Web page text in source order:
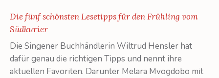
Die fünf schönsten Lesetipps für den Frühling vom
Südkurier
Die Singener Buchhändlerin Wiltrud Hensler hat
dafür genau die richtigen Tipps und nennt ihre
aktuellen Favoriten. Darunter Melara Mvogdobo mit